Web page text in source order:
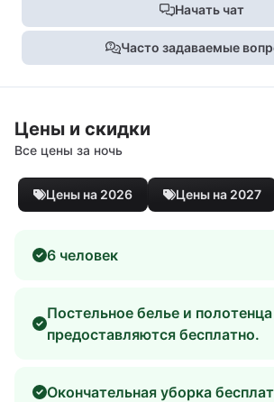
Начать чат
Часто задаваемые
Цены и скидки
Все цены за ночь
Цены на 2026 Цены на 2027
6 человек
Постельное белье и полотенца
предоставляются бесплатно.
Окончательная уборка